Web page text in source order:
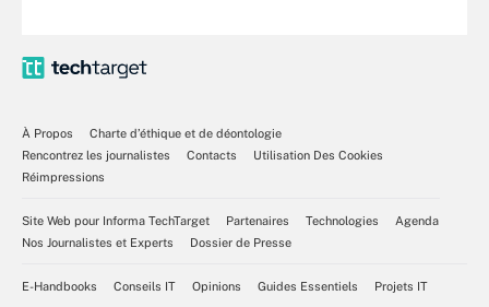
À Propos
Charte d’éthique et de déontologie
Rencontrez les journalistes
Contacts
Utilisation Des Cookies
Réimpressions
Site Web pour Informa TechTarget Partenaires Technologies
Agenda
Nos Journalistes et Experts
Dossier de Presse
E-Handbooks Conseils IT Opinions Guides Essentiels Projets IT